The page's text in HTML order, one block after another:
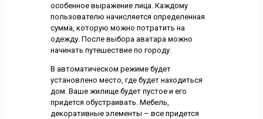
особенное выражение лица. Каждому
пользователю начисляется определенная
сумма, которую можно потратить на
одежду. После выбора аватара можно
начинать путешествие по городу.
В автоматическом режиме будет
установлено место, где будет находиться
дом. Ваше жилище будет пустое и его
придется обустраивать. Мебель,
декоративные элементы – все придется